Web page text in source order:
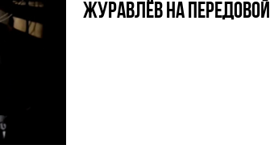
ЖУРАВЛЁВ НА ПЕРЕДОВОЙ